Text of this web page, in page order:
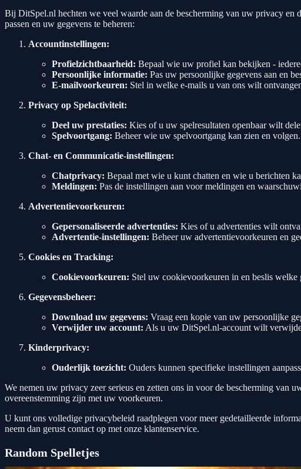
Bij DitSpel.nl hechten we veel waarde aan de bescherming van uw privacy
passen en uw gegevens te beheren:
Accountinstellingen:
Profielzichtbaarheid: Bepaal wie uw profiel kan bekijken -
Persoonlijke informatie: Pas uw persoonlijke gegevens aan en
E-mailvoorkeuren: Stel in welke e-mails u van ons wilt
Privacy op Spelactiviteit:
Deel uw prestaties: Kies of u uw spelresultaten openbaar wilt
Spelvoortgang: Beheer wie uw spelvoortgang kan zien en volgen.
Chat- en Communicatie-instellingen:
Chatprivacy: Bepaal met wie u kunt chatten en wie u berichten
Meldingen: Pas de instellingen aan voor meldingen en
Advertentievoorkeuren:
Gepersonaliseerde advertenties: Kies of u advertenties wilt
Advertentie-instellingen: Beheer uw advertentievoorkeuren en
Cookies en Tracking:
Cookievoorkeuren: Stel uw cookievoorkeuren in en beslis welke
Gegevensbeheer:
Download uw gegevens: Vraag een kopie van uw persoonlijke
Verwijder uw account: Als u uw DitSpel.nl-account wilt
Kinderprivacy:
Ouderlijk toezicht: Ouders kunnen specifieke instellingen
We nemen uw privacy zeer serieus en zetten ons in voor de bescherming van
overeenstemming zijn met uw voorkeuren.
U kunt ons volledige privacybeleid raadplegen voor meer gedetailleerde
neem dan gerust contact op met onze klantenservice.
Random Spelletjes